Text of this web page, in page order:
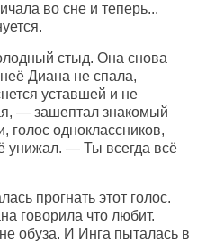
во сне и теперь...
стыд. Она снова
Диана не спала,
уставшей и не
— зашептал знакомый
голос одноклассников,
унижал. — Ты всегда всё
прогнать этот голос.
говорила что любит.
обуза. И Инга пыталась в